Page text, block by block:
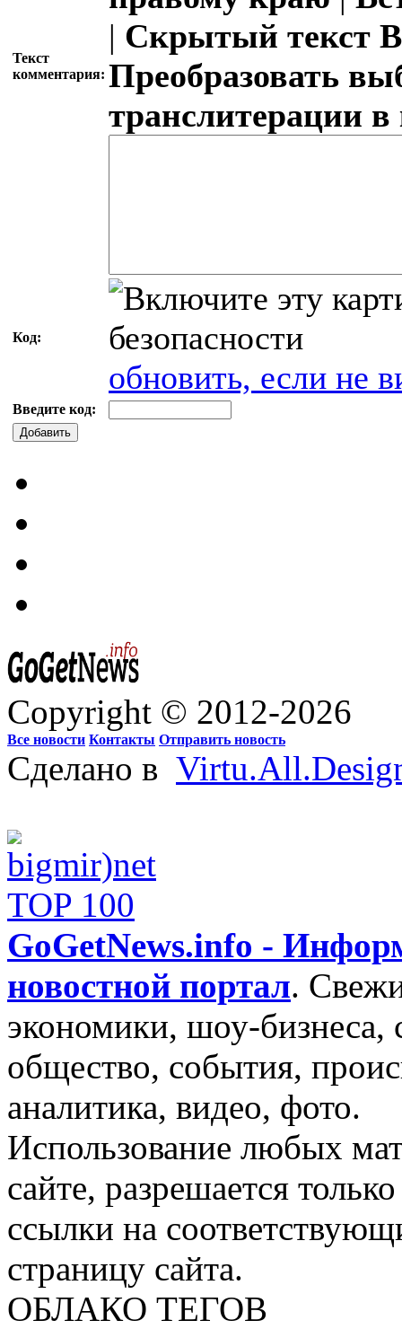
Текст
комментария:
| Скрытый текст
Преобразовать
транслитерации
Код:
обновить, если не
Введите код:
Добавить
Copyright © 2012-2026
Все новости Контакты Отправить новость
Сделано в
GoGetNews.info -
новостной портал.
экономики, шоу-бизнеса,
общество, события,
аналитика, видео, фото.
Использование любых
сайте, разрешается
ссылки на
страницу сайта.
ОБЛАКО ТЕГОВ